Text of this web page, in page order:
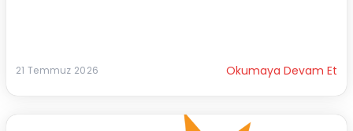
21 Temmuz 2026 Okumaya Devam Et